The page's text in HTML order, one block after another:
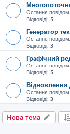
Останнє
Відповіді: 5
Генератор
Останнє
Відповіді: 3
Графiчний
Останнє
Відповіді: 5
Відновлення
Останнє
Відповіді: 3
Нова тема